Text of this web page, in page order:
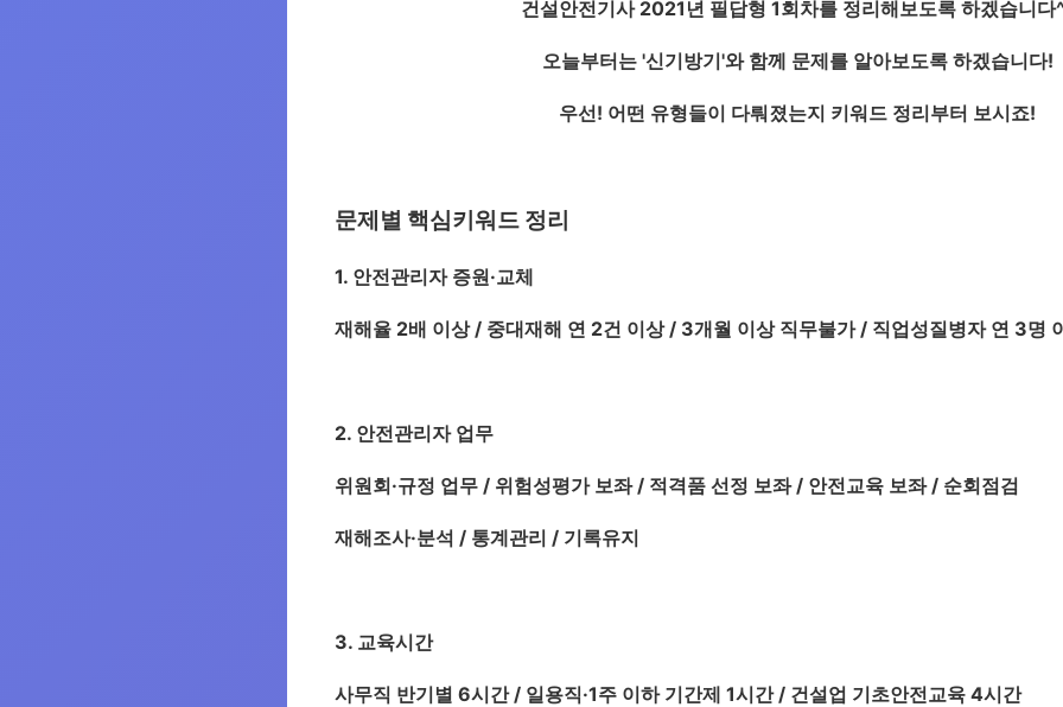
건설안전기사 2021년 필답형 1회차를 정리해보도록 하겠습니다
오늘부터는 '신기방기'와 함께 문제를 알아보도록 하겠습니다!
우선! 어떤 유형들이 다뤄졌는지 키워드 정리부터 보시죠!
문제별 핵심키워드 정리
1. 안전관리자 증원·교체
재해율 2배 이상 / 중대재해 연 2건 이상 / 3개월 이상 직무불가 / 직업성질병자 연 3명
2. 안전관리자 업무
위원회·규정 업무 / 위험성평가 보좌 / 적격품 선정 보좌 / 안전교육 보좌 / 순회점검
재해조사·분석 / 통계관리 / 기록유지
3. 교육시간
사무직 반기별 6시간 / 일용직·1주 이하 기간제 1시간 / 건설업 기초안전교육 4시간